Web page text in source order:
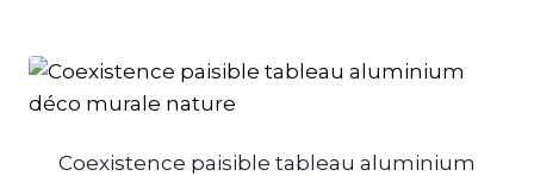
Coexistence paisible tableau aluminium